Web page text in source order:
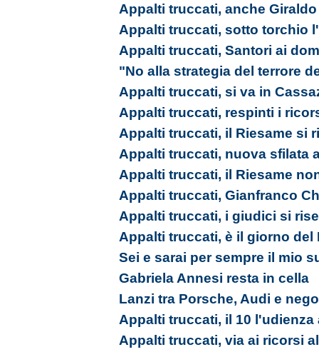
Appalti truccati, anche
Appalti truccati, sotto torchio
Appalti truccati, Santori ai
"No alla strategia del terrore
Appalti truccati, si va in
Appalti truccati, respinti i
Appalti truccati, il Riesame si
Appalti truccati, nuova sfilata
Appalti truccati, il Riesame
Appalti truccati, Gianfranco
Appalti truccati, i giudici si
Appalti truccati, è il giorno del
Sei e sarai per sempre il mio
Gabriela Annesi resta in cella
Lanzi tra Porsche, Audi e
Appalti truccati, il 10 l'udienza
Appalti truccati, via ai ricorsi